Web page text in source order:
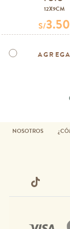
12X9CM
S/3.50
NOSOTROS